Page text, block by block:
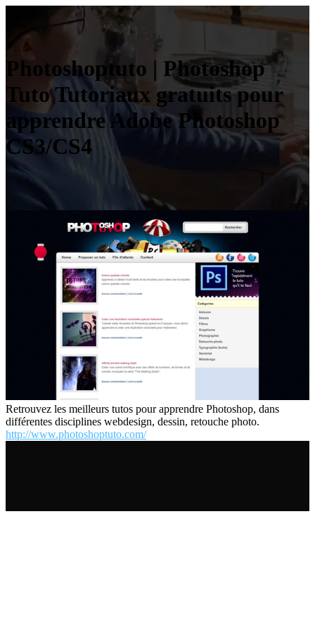
Photos­hop­tu­to | Photoshop
Tuto Tutoriaux gratuits pour
apprendre Adobe Photoshop
CS3/CS4
Retrouvez les meilleurs tutos pour apprendre Photoshop, dans
différentes disciplines webdesign, dessin, retouche photo.
http://www.photoshoptuto.com/